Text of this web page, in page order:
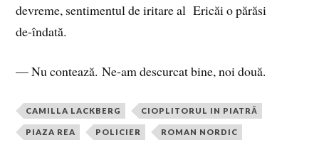
devreme, sentimentul de iritare al Ericăi o părăsi
de‑îndată.
— Nu contează. Ne‑am descurcat bine, noi două.
CAMILLA LACKBERG CIOPLITORUL IN PIATRĂ
PIAZA REA POLICIER ROMAN NORDIC